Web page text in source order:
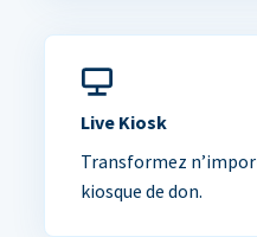
Live Kiosk
Transformez
kiosque de don.